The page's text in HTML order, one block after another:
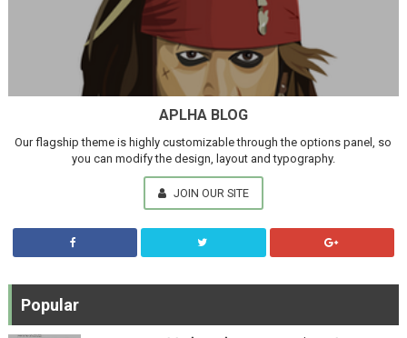
APLHA BLOG
Our flagship theme is highly customizable through the options panel, so
you can modify the design, layout and typography.
JOIN OUR SITE
Popular